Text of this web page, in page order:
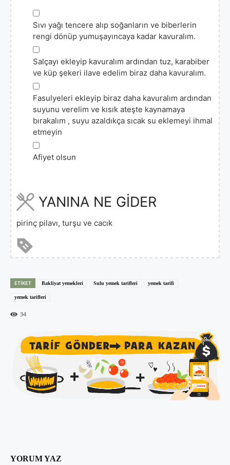
▢
Sıvı yağı tencere alıp soğanların ve biberlerin
rengi dönüp yumuşayıncaya kadar kavuralım.
▢
Salçayı ekleyip kavuralım ardından tuz, karabiber
ve küp şekeri ilave edelim biraz daha kavuralım.
▢
Fasulyeleri ekleyip biraz daha kavuralım ardından
suyunu verelim ve kısık ateşte kaynamaya
bırakalım , suyu azaldıkça sıcak su eklemeyi ihmal
etmeyin
▢
Afiyet olsun
YANINA NE GİDER
pirinç pilavı, turşu ve cacık
ETIKET Bakliyat yemekleri Sulu yemek tarifleri yemek tarifi
yemek tarifleri
34
YORUM YAZ